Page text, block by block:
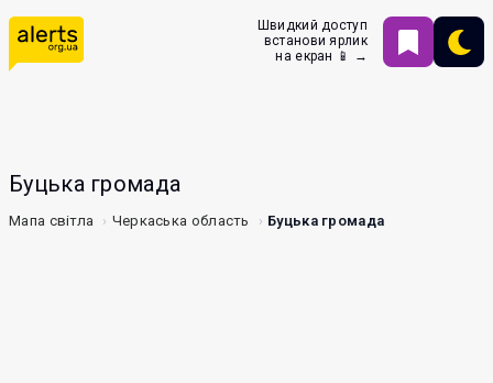
Швидкий доступ
встанови ярлик
на екран 📱 →
Буцька громада
Мапа світла Черкаська область Буцька громада